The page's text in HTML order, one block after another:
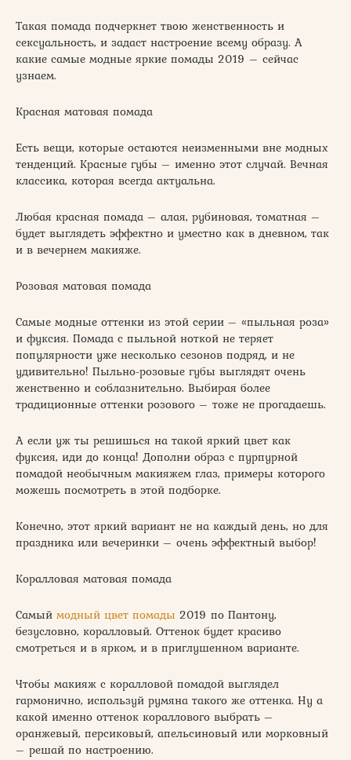
Такая помада подчеркнет твою женственность и
сексуальность, и задаст настроение всему образу. А
какие самые модные яркие помады 2019 – сейчас
узнаем.
Красная матовая помада
Есть вещи, которые остаются неизменными вне модных
тенденций. Красные губы – именно этот случай. Вечная
классика, которая всегда актуальна.
Любая красная помада – алая, рубиновая, томатная –
будет выглядеть эффектно и уместно как в дневном, так
и в вечернем макияже.
Розовая матовая помада
Самые модные оттенки из этой серии – «пыльная роза»
и фуксия. Помада с пыльной ноткой не теряет
популярности уже несколько сезонов подряд, и не
удивительно! Пыльно-розовые губы выглядят очень
женственно и соблазнительно. Выбирая более
традиционные оттенки розового – тоже не прогадаешь.
А если уж ты решишься на такой яркий цвет как
фуксия, иди до конца! Дополни образ с пурпурной
помадой необычным макияжем глаз, примеры которого
можешь посмотреть в этой подборке.
Конечно, этот яркий вариант не на каждый день, но для
праздника или вечеринки – очень эффектный выбор!
Коралловая матовая помада
Самый модный цвет помады 2019 по Пантону,
безусловно, коралловый. Оттенок будет красиво
смотреться и в ярком, и в приглушенном варианте.
Чтобы макияж с коралловой помадой выглядел
гармонично, используй румяна такого же оттенка. Ну а
какой именно оттенок кораллового выбрать –
оранжевый, персиковый, апельсиновый или морковный
– решай по настроению.